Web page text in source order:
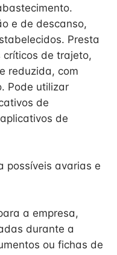
e de descanso,
Presta
críticos de trajeto,
reduzida, com
Pode utilizar
de
de
possíveis avarias e
a empresa,
durante a
ou fichas de